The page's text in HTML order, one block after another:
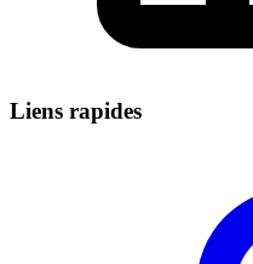
Liens rapides